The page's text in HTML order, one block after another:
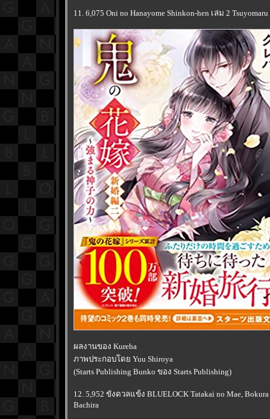
11. 6,075 Oni no Hanayome Shinkon-hen เล่ม 2
ผลงานของ Kureha
ภาพประกอบโดย Yuu Shiroya
(Starts Publishing Bunko ของ Starts Publishing)
12. 5,952 ขังดวลแข้ง BLUELOCK Tatakai no Mae, Bokura
Bachira